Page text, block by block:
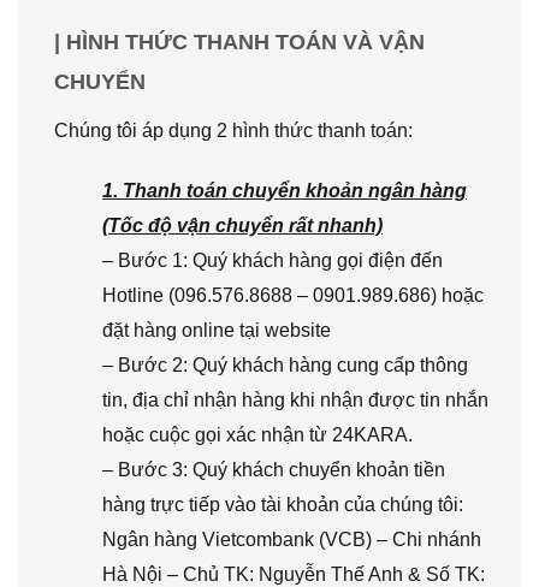
| HÌNH THỨC THANH TOÁN VÀ VẬN
CHUYỂN
Chúng tôi áp dụng 2 hình thức thanh toán:
1. Thanh toán chuyển khoản ngân hàng
(Tốc độ vận chuyển rất nhanh)
– Bước 1: Quý khách hàng gọi điện đến
Hotline (096.576.8688 – 0901.989.686) hoặc
đặt hàng online tại website
– Bước 2: Quý khách hàng cung cấp thông
tin, địa chỉ nhận hàng khi nhận được tin nhắn
hoặc cuộc gọi xác nhận từ 24KARA.
– Bước 3: Quý khách chuyển khoản tiền
hàng trực tiếp vào tài khoản của chúng tôi:
Ngân hàng Vietcombank (VCB) – Chi nhánh
Hà Nội – Chủ TK: Nguyễn Thế Anh & Số TK: